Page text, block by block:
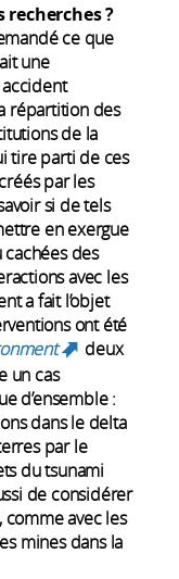
?
ce que
une
répartition des
de la
tire parti de ces
par les
si de tels
en exergue
des
avec les
a fait l’objet
ont été
(link is
deux
un cas
d’ensemble :
dans le delta
par le
du tsunami
de considérer
avec les
mines dans la